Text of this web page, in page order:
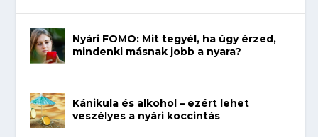
Nyári FOMO: Mit tegyél, ha úgy érzed,
mindenki másnak jobb a nyara?
Kánikula és alkohol – ezért lehet
veszélyes a nyári koccintás